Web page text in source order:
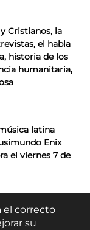
Cristianos, la
el habla
historia de los
humanitaria,
latina
Enix
el viernes 7 de
el correcto
su